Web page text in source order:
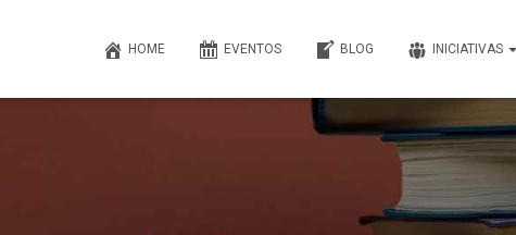
HOME EVENTOS BLOG INICIATIVAS